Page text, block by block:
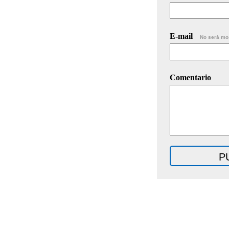
E-mail No será
Comentario